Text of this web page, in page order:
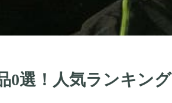
0選！人気ランキング